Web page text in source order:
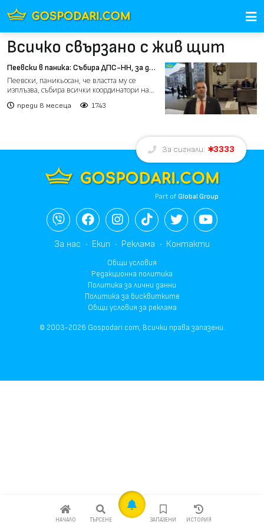
Всичко свързано с жив щит
Пеевски в паника: Събира ДПС-НН, за да
реди контрапротест
Пеевски, паникьосан, че властта му се
изплъзва, събира всички координатори на
преди 8 месеца 1743
НАЧАЛО ТЪРСЕНЕ ЗАПАЗЕНИ ИСТОРИЯ
За сигнали: 3333
Part ofGlobal Group
За нас Екип Реклама Контакти
Общи условия
Редакционна политика
Политика за лични данни
Политика за бисквитките
Общи условия за реклама
© 2003-2026 Gospodari.com, Всички права запазени.